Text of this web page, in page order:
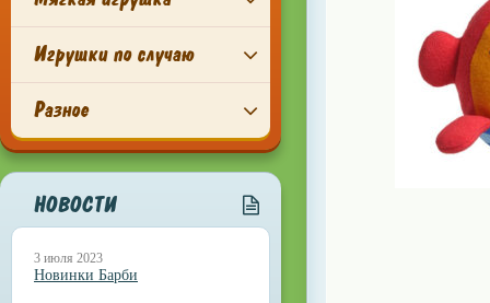
Игрушки по случаю
Разное
НОВОСТИ
3 июля 2023
Новинки Барби